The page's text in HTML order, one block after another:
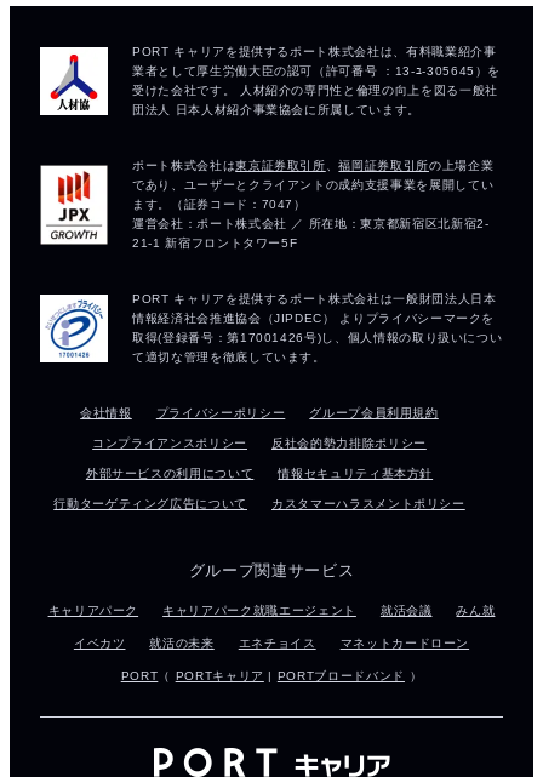
会社情報 プライバシーポリシー グループ会員利用規約
コンプライアンスポリシー 反社会的勢力排除ポリシー
外部サービスの利用について 情報セキュリティ基本方針
行動ターゲティング広告について カスタマーハラスメントポリシー